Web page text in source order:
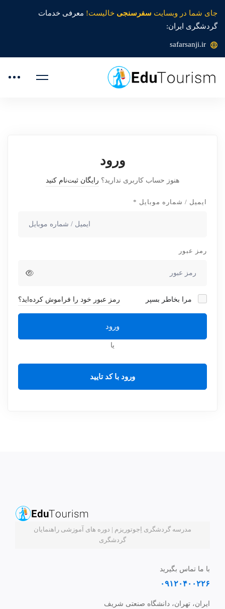
جای شما در وبسایت سفرسنجی خالیست! معرفی خدمات
گردشگری ایران:
safarsanji.ir
ورود
هنوز حساب کاربری ندارید؟ رایگان ثبت‌نام کنید
ایمیل / شماره موبایل *
رمز عبور
مرا بخاطر بسپر رمز عبور خود را فراموش کرده‌اید؟
ورود
یا
مدرسه گردشگری اِجوتوریزم | دوره های آموزشی راهنمایان
گردشگری
با ما تماس بگیرید
۰۹۱۲۰۴۰۰۲۲۶
ایران، تهران، دانشگاه صنعتی شریف